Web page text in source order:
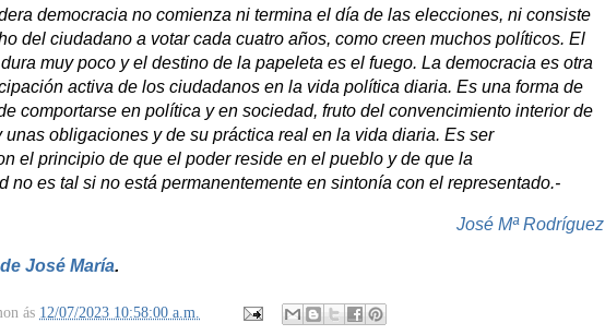
democracia no comienza ni termina el día de las elecciones, ni consiste
del ciudadano a votar cada cuatro años, como creen muchos políticos. El
muy poco y el destino de la papeleta es el fuego. La democracia es otra
activa de los ciudadanos en la vida política diaria. Es una forma de
comportarse en política y en sociedad, fruto del convencimiento interior de
unas obligaciones y de su práctica real en la vida diaria. Es ser
el principio de que el poder reside en el pueblo y de que la
no es tal si no está permanentemente en sintonía con el representado.-
José Mª Rodríguez
José María.
ás 12/07/2023 10:58:00 a.m.